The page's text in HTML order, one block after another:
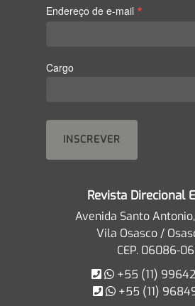
Endereço de e-mail *
Cargo
Revista Direcional
Avenida Santo
Vila Osasco /
CEP. 06086-
+55 (11)
+55 (11)